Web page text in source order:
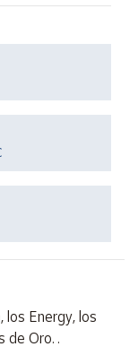
los Energy, los
de Oro…